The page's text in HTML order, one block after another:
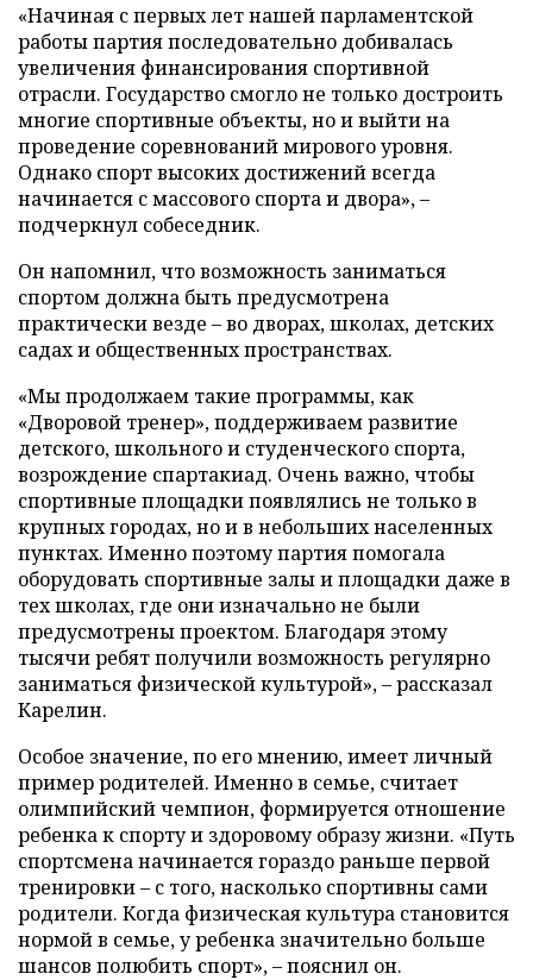
«Начиная с первых лет нашей парламентской
работы партия последовательно добивалась
увеличения финансирования спортивной
отрасли. Государство смогло не только достроить
многие спортивные объекты, но и выйти на
проведение соревнований мирового уровня.
Однако спорт высоких достижений всегда
начинается с массового спорта и двора», –
подчеркнул собеседник.
Он напомнил, что возможность заниматься
спортом должна быть предусмотрена
практически везде – во дворах, школах, детских
садах и общественных пространствах.
«Мы продолжаем такие программы, как
«Дворовой тренер», поддерживаем развитие
детского, школьного и студенческого спорта,
возрождение спартакиад. Очень важно, чтобы
спортивные площадки появлялись не только в
крупных городах, но и в небольших населенных
пунктах. Именно поэтому партия помогала
оборудовать спортивные залы и площадки даже в
тех школах, где они изначально не были
предусмотрены проектом. Благодаря этому
тысячи ребят получили возможность регулярно
заниматься физической культурой», – рассказал
Карелин.
Особое значение, по его мнению, имеет личный
пример родителей. Именно в семье, считает
олимпийский чемпион, формируется отношение
ребенка к спорту и здоровому образу жизни. «Путь
спортсмена начинается гораздо раньше первой
тренировки – с того, насколько спортивны сами
родители. Когда физическая культура становится
нормой в семье, у ребенка значительно больше
шансов полюбить спорт», – пояснил он.